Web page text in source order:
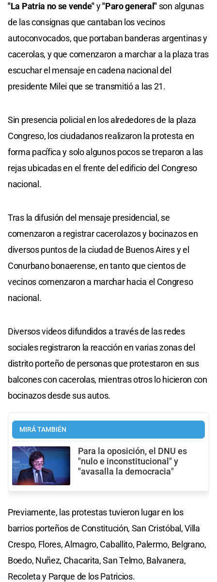
"La Patria no se vende"y"Paro general" son algunas
de las consignas que cantaban los vecinos
autoconvocados, que portaban banderas argentinas y
cacerolas, y que comenzaron a marchar a la plaza tras
escuchar el mensaje en cadena nacional del
presidente Milei que se transmitió a las 21.
Sin presencia policial en los alrededores de la plaza
Congreso, los ciudadanos realizaron la protesta en
forma pacífica y solo algunos pocos se treparon a las
rejas ubicadas en el frente del edificio del Congreso
nacional.
Tras la difusión del mensaje presidencial, se
comenzaron a registrar cacerolazos y bocinazos en
diversos puntos de la ciudad de Buenos Aires y el
Conurbano bonaerense, en tanto que cientos de
vecinos comenzaron a marchar hacia el Congreso
nacional.
Diversos videos difundidos a través de las redes
sociales registraron la reacción en varias zonas del
distrito porteño de personas que protestaron en sus
balcones con cacerolas, mientras otros lo hicieron con
bocinazos desde sus autos.
MIRÁ TAMBIÉN
Para la oposición, el DNU es
"nulo e inconstitucional" y
"avasalla la democracia"
Previamente, las protestas tuvieron lugar en los
barrios porteños de Constitución, San Cristóbal, Villa
Crespo, Flores, Almagro, Caballito, Palermo, Belgrano,
Boedo, Nuñez, Chacarita, San Telmo, Balvanera,
Recoleta y Parque de los Patricios.